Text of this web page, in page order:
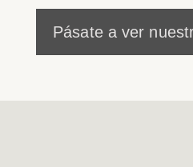
Pásate a ver